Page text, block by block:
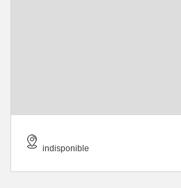
indisponible